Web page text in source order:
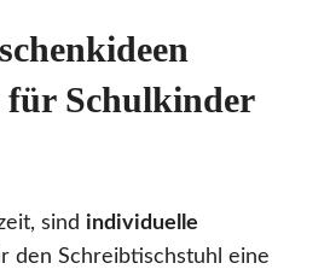
für Schulkinder
sind individuelle
den Schreibtischstuhl eine